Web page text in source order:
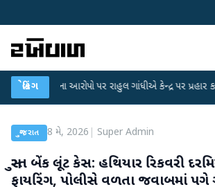
બ્રેકિંગ
લીકના આરોપો પર રાહુલ ગાંધીએ કેન્દ્ર પર પ્રહાર કર્યા ●
ગુજરાત 8 મે, 2026 Super Admin
સુરત બેંક લૂંટ કેસ: હથિયાર રિકવરી
ફાયરિંગ, પોલીસે વળતા જવાબમાં પગે